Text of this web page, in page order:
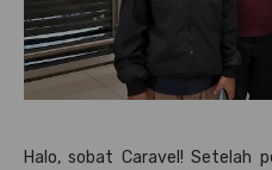
Halo, sobat Caravel! Setelah